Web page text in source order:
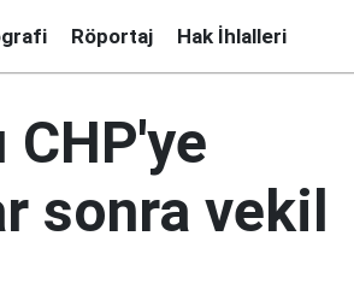
Röportaj Hak İhlalleri
sonra vekil